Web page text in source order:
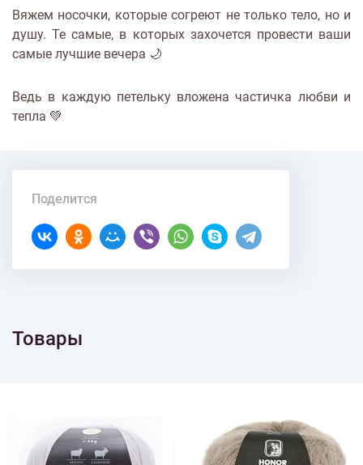
Вяжем носочки, которые согреют не только тело, но и
душу. Те самые, в которых захочется провести ваши
самые лучшие вечера 🌙
Ведь в каждую петельку вложена частичка любви и
тепла 💚
Поделится
Товары